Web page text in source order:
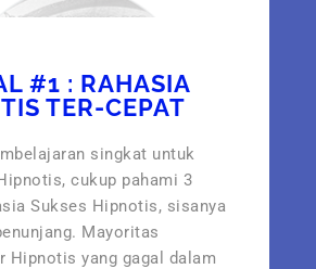
#1 : RAHASIA
TER-CEPAT
singkat untuk
cukup pahami 3
Sukses Hipnotis, sisanya
Mayoritas
Hipnotis yang gagal dalam